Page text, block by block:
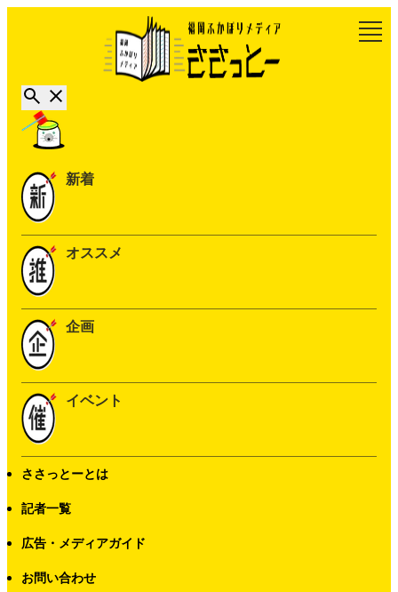
新着
オススメ
企画
イベント
ささっとーとは
記者一覧
広告・メディアガイド
お問い合わせ